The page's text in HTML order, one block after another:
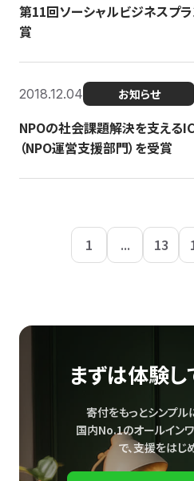
第11回ソーシャルビジネスプ
賞
2018.12.04 お知らせ
NPOの社会課題解決を支える
（NPO運営支援部門）を受賞
1 ... 13
まずは体験し
寄付をもっとシンプル
国内No.1のオールイン
で、支援をはじ